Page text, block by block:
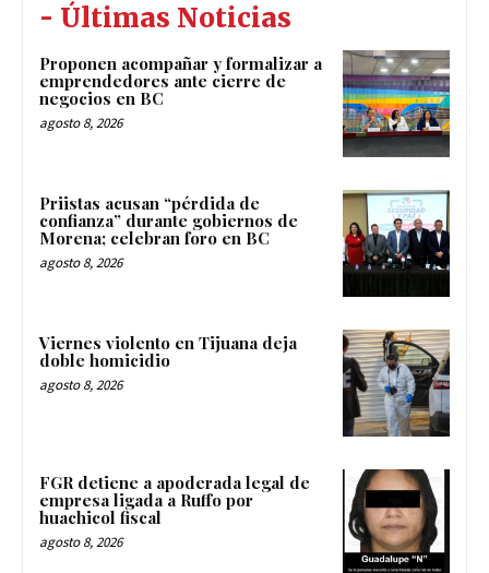
- Últimas Noticias
Proponen acompañar y formalizar a
emprendedores ante cierre de
negocios en BC
agosto 8, 2026
Priistas acusan “pérdida de
confianza” durante gobiernos de
Morena; celebran foro en BC
agosto 8, 2026
Viernes violento en Tijuana deja
doble homicidio
agosto 8, 2026
FGR detiene a apoderada legal de
empresa ligada a Ruffo por
huachicol fiscal
agosto 8, 2026